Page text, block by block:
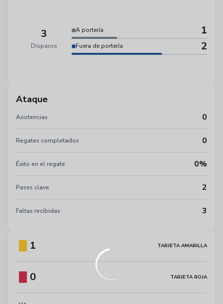
3
Disparos
A portería 1
Fuera de portería 2
Ataque
Asistencias 0
Regates completados 0
Éxito en el regate 0%
Pases clave 2
Faltas recibidas 3
1 TARJETA AMARILLA
0 TARJETA ROJA